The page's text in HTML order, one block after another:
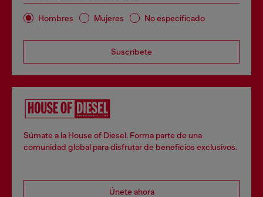
Hombres Mujeres No especificado
Suscríbete
Súmate a la House of Diesel. Forma parte de una
comunidad global para disfrutar de beneficios exclusivos.
Únete ahora